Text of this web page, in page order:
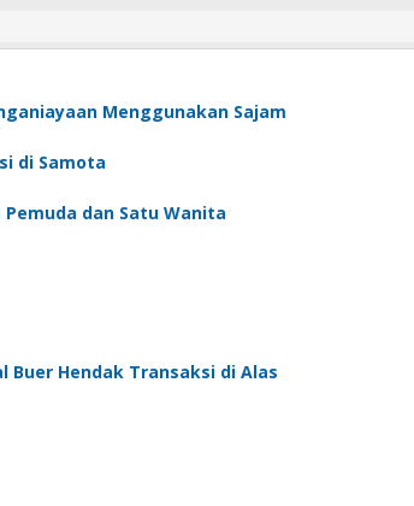
Menggunakan Sajam
di Samota
Pemuda dan Satu Wanita
Buer Hendak Transaksi di Alas